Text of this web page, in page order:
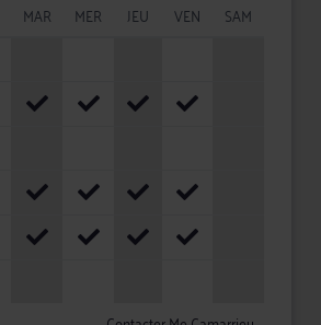
MAR MER JEU VEN
SAM